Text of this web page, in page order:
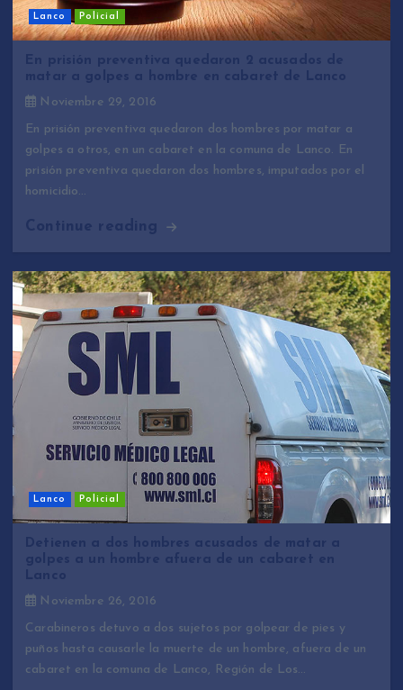
Lanco Policial
En prisión preventiva quedaron 2 acusados de
matar a golpes a hombre en cabaret de Lanco
Noviembre 29, 2016
En prisión preventiva quedaron dos hombres por matar a
golpes a otros, en un cabaret en la comuna de Lanco. En
prisión preventiva quedaron dos hombres, imputados por el
homicidio…
Continue reading
Lanco Policial
Detienen a dos hombres acusados de matar a
golpes a un hombre afuera de un cabaret en
Lanco
Noviembre 26, 2016
Carabineros detuvo a dos sujetos por golpear de pies y
puños hasta causarle la muerte de un hombre, afuera de un
cabaret en la comuna de Lanco, Región de Los…